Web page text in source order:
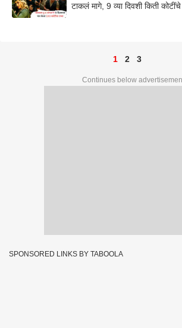
टाकलं मागे, 9 व्या दिवशी किती
1 2 3
Continues below
SPONSORED LINKS BY TABOOLA